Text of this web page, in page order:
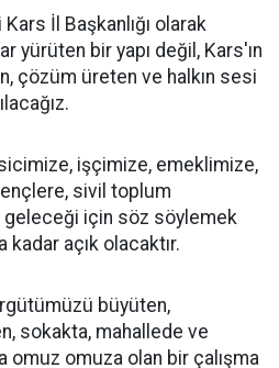
İl Başkanlığı olarak
yürüten bir yapı değil, Kars'ın
çözüm üreten ve halkın sesi
işçimize, emeklimize,
sivil toplum
geleceği için söz söylemek
açık olacaktır.
büyüten,
sokakta, mahallede ve
omuz omuza olan bir çalışma